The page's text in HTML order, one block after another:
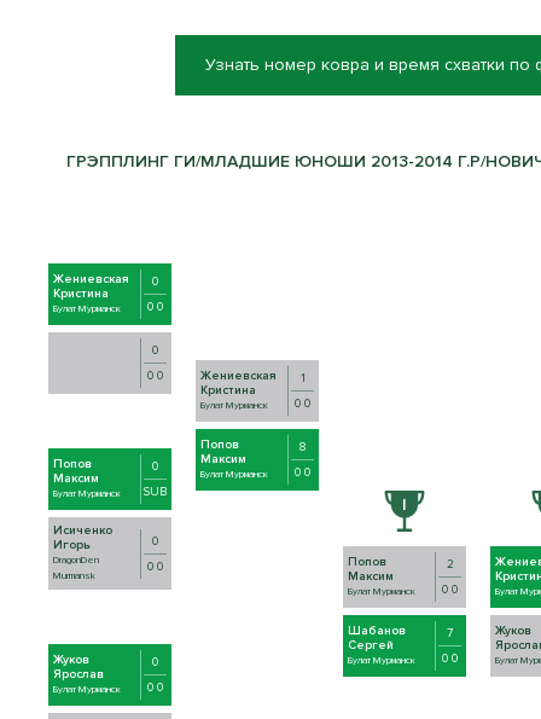
Узнать номер ковра и время схватки по
ГРЭППЛИНГ ГИ/МЛАДШИЕ ЮНОШИ 2013-2014 Г.Р/
Жениевская
Кристина
Булат Мурманск
0
0 0
0
0 0
Попов
Максим
Булат Мурманск
0
SUB
Исиченко
Игорь
DragonDen
Murmansk
0
0 0
Жуков
Ярослав
Булат Мурманск
0
0 0
Жениевская
Кристина
Булат Мурманск
1
0 0
Попов
Максим
Булат Мурманск
8
0 0
Попов
Максим
Булат Мурманск
2
0 0
Шабанов
Сергей
Булат Мурманск
7
0 0
Булат
Жуков
Булат